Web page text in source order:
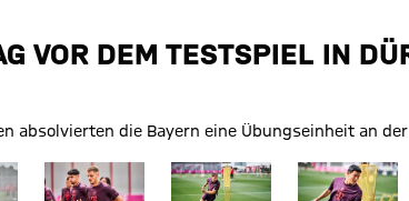
VOR DEM TESTSPIEL IN
absolvierten die Bayern eine Übungseinheit an
FC Bayern München
Größe Training FC Bayern München
Zeige in voller Größe Training FC Bayern
Zeige in voller Größe Training
Zeige in voller